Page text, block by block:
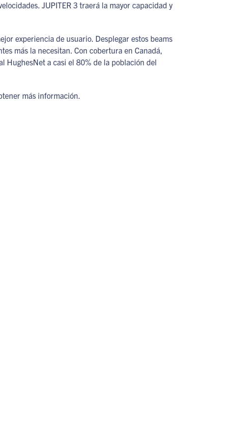
JUPITER 3 traerá la mayor capacidad y
experiencia de usuario. Desplegar estos beams
más la necesitan. Con cobertura en Canadá,
HughesNet a casi el 80% de la población del
más información.